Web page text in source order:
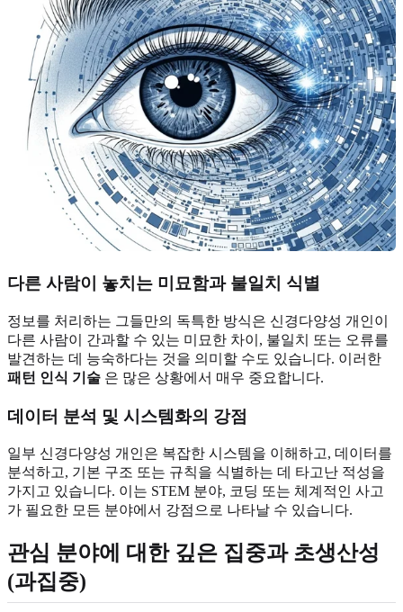
다른 사람이 놓치는 미묘함과 불일치 식별
정보를 처리하는 그들만의 독특한 방식은 신경다양성 개인이
다른 사람이 간과할 수 있는 미묘한 차이, 불일치 또는 오류를
발견하는 데 능숙하다는 것을 의미할 수도 있습니다. 이러한
패턴 인식 기술 은 많은 상황에서 매우 중요합니다.
데이터 분석 및 시스템화의 강점
일부 신경다양성 개인은 복잡한 시스템을 이해하고, 데이터를
분석하고, 기본 구조 또는 규칙을 식별하는 데 타고난 적성을
가지고 있습니다. 이는 STEM 분야, 코딩 또는 체계적인 사고
가 필요한 모든 분야에서 강점으로 나타날 수 있습니다.
관심 분야에 대한 깊은 집중과 초생산성
(과집중)